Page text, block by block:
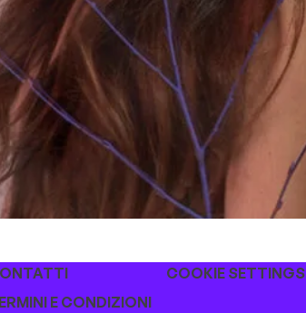
COOKIE SETTINGS
E CONDIZIONI